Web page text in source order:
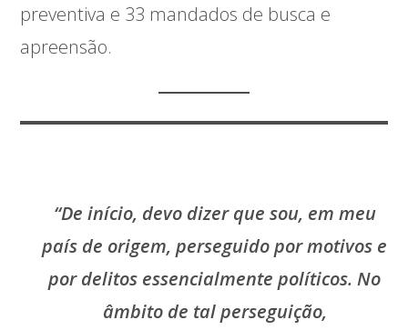
preventiva e 33 mandados de busca e
apreensão.
“De início, devo dizer que sou, em meu
país de origem, perseguido por motivos e
por delitos essencialmente políticos. No
âmbito de tal perseguição,